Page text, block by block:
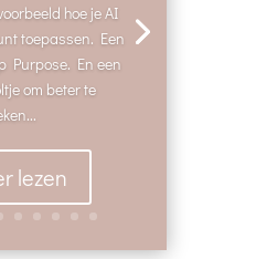
hoe je AI
toepassen. Een
Purpose. En een
om beter te
lezen